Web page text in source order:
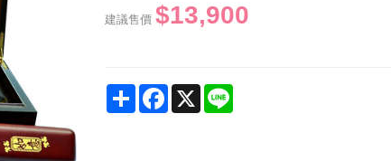
建議售價 $13,900
ShareFacebook
X